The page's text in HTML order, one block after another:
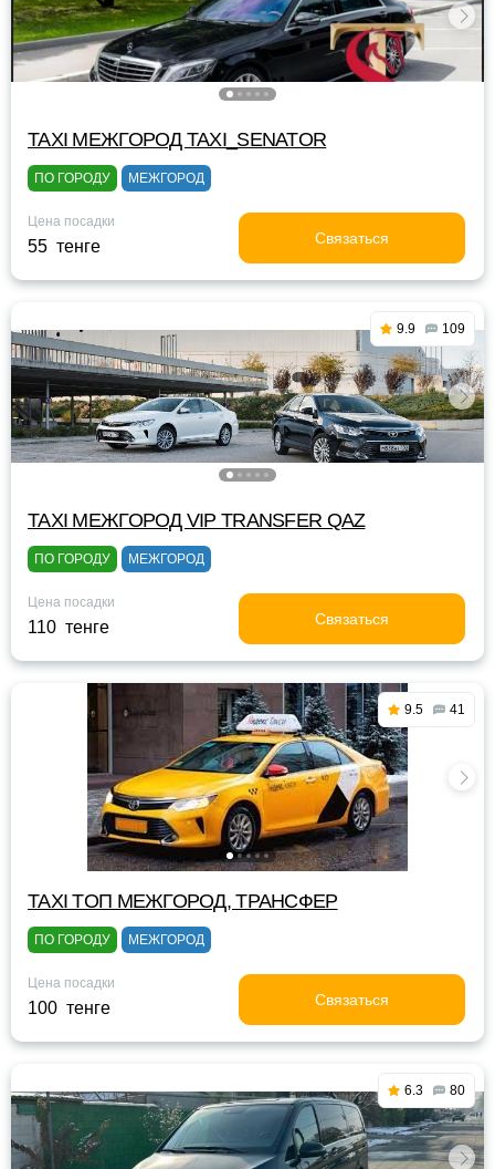
TAXI МЕЖГОРОД TAXI_SENATOR
ПО ГОРОДУ МЕЖГОРОД
Цена посадки
55 тенге Связаться
9.9 109
TAXI МЕЖГОРОД VIP TRANSFER QАZ
ПО ГОРОДУ МЕЖГОРОД
Цена посадки
110 тенге Связаться
9.5 41
TAXI TOП МЕЖГОРОД, ТРАНСФЕР
ПО ГОРОДУ МЕЖГОРОД
Цена посадки
100 тенге Связаться
6.3 80